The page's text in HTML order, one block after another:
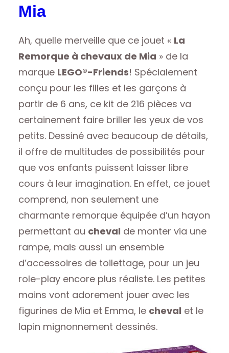
Mia
Ah, quelle merveille que ce jouet « La
Remorque à chevaux de Mia » de la
marque LEGO®-Friends! Spécialement
conçu pour les filles et les garçons à
partir de 6 ans, ce kit de 216 pièces va
certainement faire briller les yeux de vos
petits. Dessiné avec beaucoup de détails,
il offre de multitudes de possibilités pour
que vos enfants puissent laisser libre
cours à leur imagination. En effet, ce jouet
comprend, non seulement une
charmante remorque équipée d’un hayon
permettant au cheval de monter via une
rampe, mais aussi un ensemble
d’accessoires de toilettage, pour un jeu
role-play encore plus réaliste. Les petites
mains vont adorement jouer avec les
figurines de Mia et Emma, le cheval et le
lapin mignonnement dessinés.